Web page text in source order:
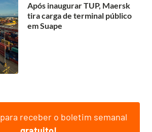
Após inaugurar TUP, Maersk
tira carga de terminal público
em Suape
para receber o boletim semanal